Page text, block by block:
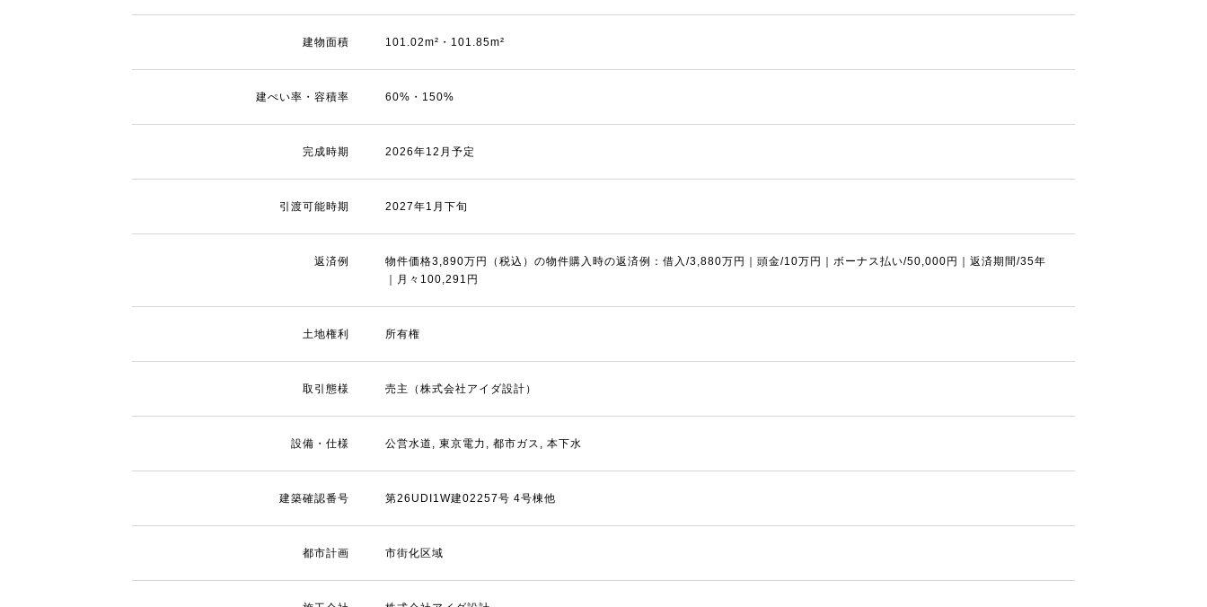
建物面積 101.02m²・101.85m²
建ぺい率・容積率 60%・150%
完成時期 2026年12月予定
引渡可能時期 2027年1月下旬
返済例
物件価格3,890万円（税込）の物件購入時の返済例：借入/3,880万円｜頭金/10万円｜ボーナス払い/50,000円｜返済期間/35年
｜月々100,291円
土地権利 所有権
取引態様 売主（株式会社アイダ設計）
設備・仕様 公営水道, 東京電力, 都市ガス, 本下水
建築確認番号 第26UDI1W建02257号 4号棟他
都市計画 市街化区域